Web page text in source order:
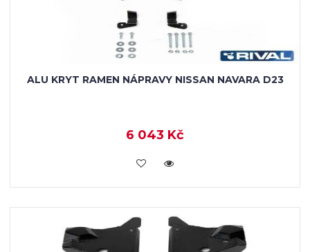
ALU KRYT RAMEN NÁPRAVY NISSAN NAVARA D23
6 043 Kč
KOUPIT